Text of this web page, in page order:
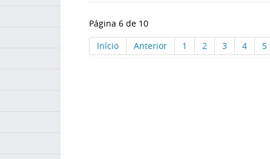
Página 6 de 10
Início
Anterior 1 2 3 4 5